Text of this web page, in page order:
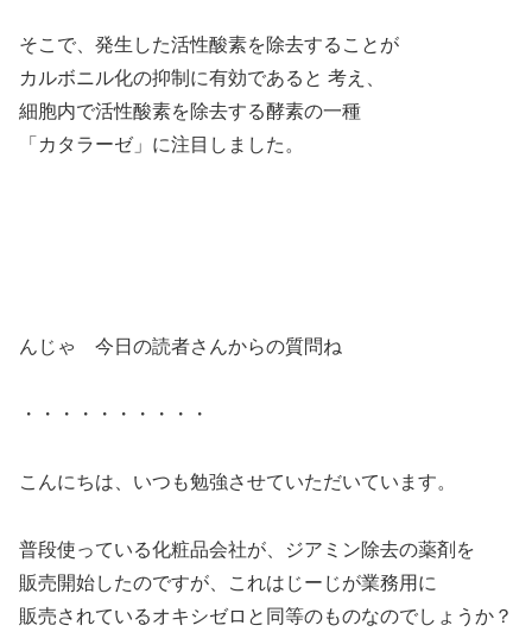
そこで、発生した活性酸素を除去することが
カルボニル化の抑制に有効であると 考え、
細胞内で活性酸素を除去する酵素の一種
「カタラーゼ」に注目しました。
んじゃ 今日の読者さんからの質問ね
・・・・・・・・・・
こんにちは、いつも勉強させていただいています。
普段使っている化粧品会社が、ジアミン除去の薬剤を
販売開始したのですが、これはじーじが業務用に
販売されているオキシゼロと同等のものなのでしょうか？